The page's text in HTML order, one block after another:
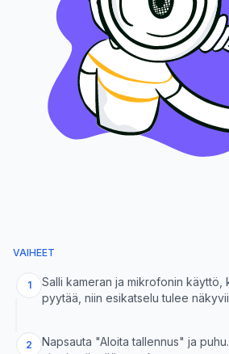
VAIHEET
1
Salli kameran ja mikrofonin käyttö,
pyytää, niin esikatselu tulee
2
Napsauta "Aloita tallennus" ja